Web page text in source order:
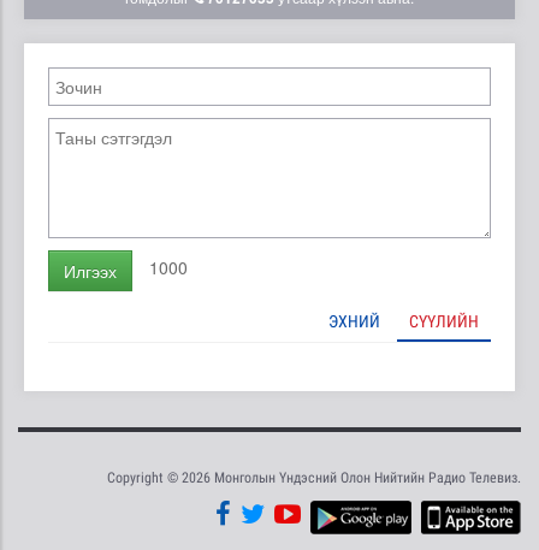
Илгээх 1000
ЭХНИЙ СҮҮЛИЙН
Copyright © 2026 Монголын Үндэсний Олон Нийтийн Радио Телевиз.